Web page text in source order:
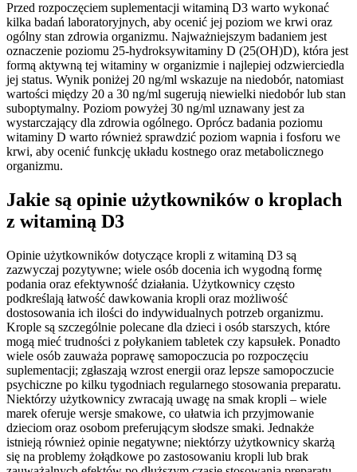
Przed rozpoczęciem suplementacji witaminą D3 warto wykonać
kilka badań laboratoryjnych, aby ocenić jej poziom we krwi oraz
ogólny stan zdrowia organizmu. Najważniejszym badaniem jest
oznaczenie poziomu 25-hydroksywitaminy D (25(OH)D), która jest
formą aktywną tej witaminy w organizmie i najlepiej odzwierciedla
jej status. Wynik poniżej 20 ng/ml wskazuje na niedobór, natomiast
wartości między 20 a 30 ng/ml sugerują niewielki niedobór lub stan
suboptymalny. Poziom powyżej 30 ng/ml uznawany jest za
wystarczający dla zdrowia ogólnego. Oprócz badania poziomu
witaminy D warto również sprawdzić poziom wapnia i fosforu we
krwi, aby ocenić funkcję układu kostnego oraz metabolicznego
organizmu.
Jakie są opinie użytkowników o kroplach
z witaminą D3
Opinie użytkowników dotyczące kropli z witaminą D3 są
zazwyczaj pozytywne; wiele osób docenia ich wygodną formę
podania oraz efektywność działania. Użytkownicy często
podkreślają łatwość dawkowania kropli oraz możliwość
dostosowania ich ilości do indywidualnych potrzeb organizmu.
Krople są szczególnie polecane dla dzieci i osób starszych, które
mogą mieć trudności z połykaniem tabletek czy kapsułek. Ponadto
wiele osób zauważa poprawę samopoczucia po rozpoczęciu
suplementacji; zgłaszają wzrost energii oraz lepsze samopoczucie
psychiczne po kilku tygodniach regularnego stosowania preparatu.
Niektórzy użytkownicy zwracają uwagę na smak kropli – wiele
marek oferuje wersje smakowe, co ułatwia ich przyjmowanie
dzieciom oraz osobom preferującym słodsze smaki. Jednakże
istnieją również opinie negatywne; niektórzy użytkownicy skarżą
się na problemy żołądkowe po zastosowaniu kropli lub brak